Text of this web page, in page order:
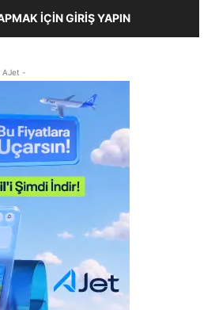
İÇIN GIRIŞ YAPIN
AJet -